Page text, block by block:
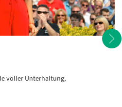
- stock.adobe.com
voller Unterhaltung,